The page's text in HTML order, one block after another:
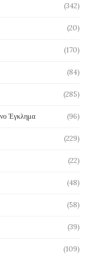
(342)
(20)
(170)
(84)
(285)
Έγκλημα (96)
(229)
(22)
(48)
(58)
(39)
(109)